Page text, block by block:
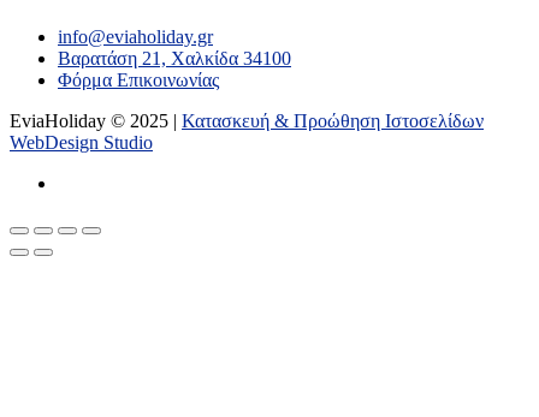
info@eviaholiday.gr
Βαρατάση 21, Χαλκίδα 34100
Φόρμα Επικοινωνίας
EviaHoliday © 2025 | Κατασκευή & Προώθηση Ιστοσελίδων
WebDesign Studio